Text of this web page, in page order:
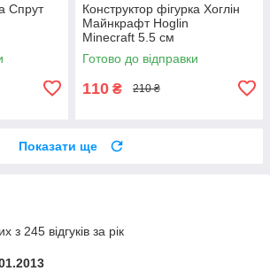
Спрут
Конструктор фігурка Хоглін
Майнкрафт Hoglin
Minecraft 5.5 см
Готово до відправки
110 ₴ 210 ₴
Показати ще
з 245 відгуків за рік